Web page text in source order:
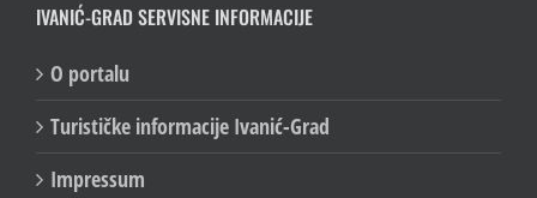
IVANIĆ-GRAD SERVISNE INFORMACIJE
O portalu
Turističke informacije Ivanić-Grad
Impressum